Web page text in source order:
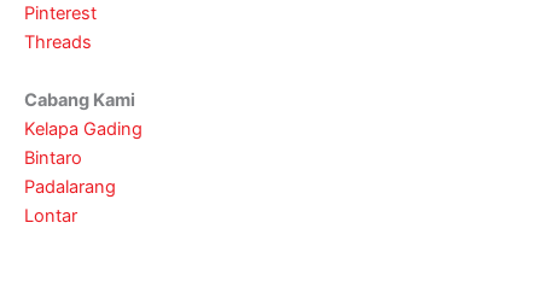
Pinterest
Threads
Cabang Kami
Kelapa Gading
Bintaro
Padalarang
Lontar